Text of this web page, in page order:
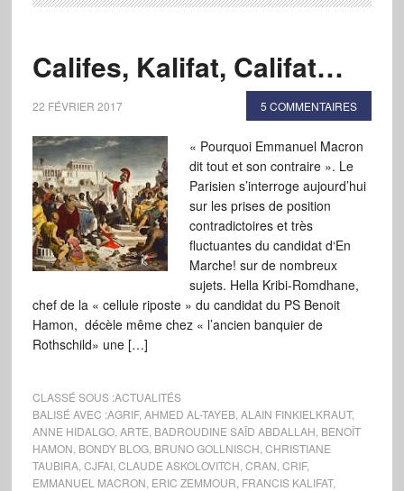
Califes, Kalifat, Califat…
22 FÉVRIER 2017 5 COMMENTAIRES
« Pourquoi Emmanuel Macron
dit tout et son contraire ». Le
Parisien s’interroge aujourd’hui
sur les prises de position
contradictoires et très
fluctuantes du candidat d‘En
Marche! sur de nombreux
sujets. Hella Kribi-Romdhane,
chef de la « cellule riposte » du candidat du PS Benoit
Hamon, décèle même chez « l’ancien banquier de
Rothschild» une […]
CLASSÉ SOUS :ACTUALITÉS
BALISÉ AVEC :AGRIF, AHMED AL-TAYEB, ALAIN FINKIELKRAUT,
ANNE HIDALGO, ARTE BADROUDINE SAÏD ABDALLAH BENOÎT
HAMON BONDY BLOG, BRUNO GOLLNISCH CHRISTIANE
TAUBIRA, CJFAI, CLAUDE ASKOLOVITCH CRAN CRIF,
EMMANUEL MACRON ERIC ZEMMOUR FRANCIS KALIFAT,